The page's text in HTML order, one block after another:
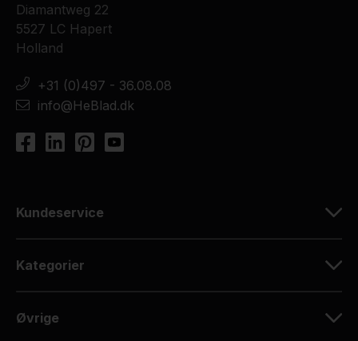
Diamantweg 22
5527 LC Hapert
Holland
+31 (0)497 - 36.08.08
info@HeBlad.dk
Kundeservice
Kategorier
Øvrige